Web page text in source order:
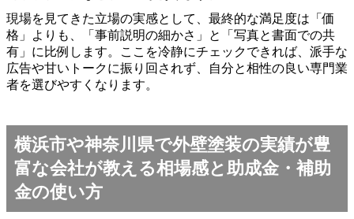
現場を見てきた立場の実感として、最終的な満足度は「価
格」よりも、「事前説明の細かさ」と「写真と書面での共
有」に比例します。ここを冷静にチェックできれば、派手な
広告や甘いトークに振り回されず、自分と相性の良い専門業
者を選びやすくなります。
横浜市や神奈川県で外壁塗装の実績が豊
富な会社が教える相場感と助成金・補助
金の使い方